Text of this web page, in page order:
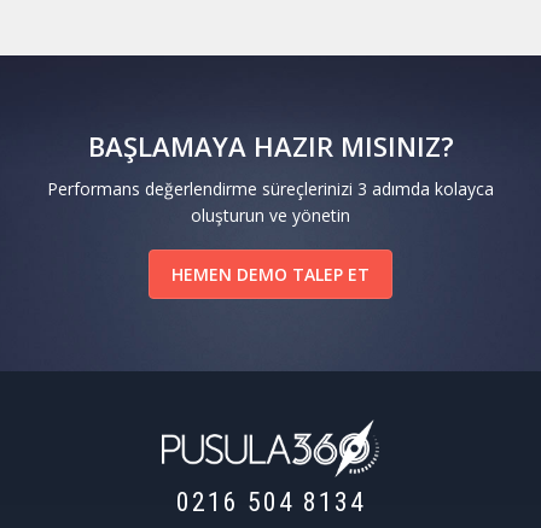
BAŞLAMAYA HAZIR MISINIZ?
Performans değerlendirme süreçlerinizi 3 adımda kolayca
oluşturun ve yönetin
HEMEN DEMO TALEP ET
0216 504 8134